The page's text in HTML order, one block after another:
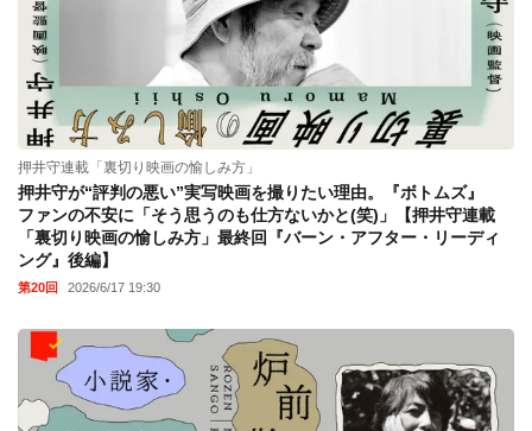
押井守連載「裏切り映画の愉しみ方」
押井守が“評判の悪い”実写映画を撮りたい理由。『ボトムズ』
ファンの不安に「そう思うのも仕方ないかと(笑)」【押井守連載
「裏切り映画の愉しみ方」最終回『バーン・アフター・リーディ
ング』後編】
第20回 2026/6/17 19:30